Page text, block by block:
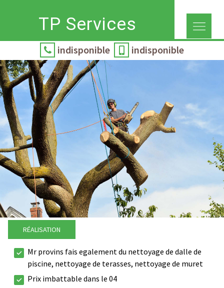
TP Services
indisponible indisponible
RÉALISATION
Mr provins fais egalement du nettoyage de dalle de
piscine, nettoyage de terasses, nettoyage de muret
Prix imbattable dans le 04